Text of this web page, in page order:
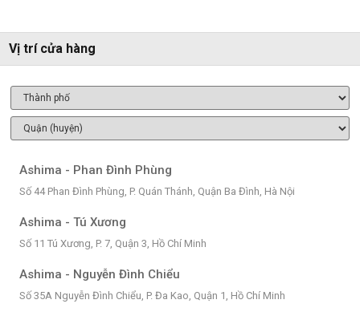
Vị trí cửa hàng
Ashima - Phan Đình Phùng
Số 44 Phan Đình Phùng, P. Quán Thánh, Quận Ba Đình, Hà Nội
Ashima - Tú Xương
Số 11 Tú Xương, P. 7, Quận 3, Hồ Chí Minh
Ashima - Nguyễn Đình Chiểu
Số 35A Nguyễn Đình Chiểu, P. Đa Kao, Quận 1, Hồ Chí Minh